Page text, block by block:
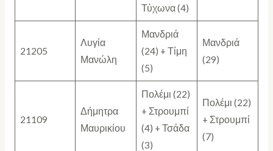
Τύχωνα (4)
21205
Λυγία
Μανώλη
Μανδριά
(24) + Τίμη
(5)
Μανδριά
(29)
21109
Δήμητρα
Μαυρικίου
Πολέμι (22)
+ Στρουμπί
(4) + Τσάδα
(3)
Πολέμι (22)
+ Στρουμπί
(7)